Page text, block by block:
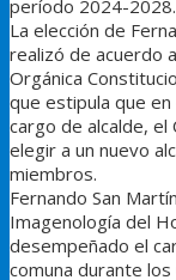
período 2024-2028.
La elección de
realizó de acuerdo
Orgánica
que estipula que en
cargo de alcalde, el
elegir a un nuevo
miembros.
Fernando San
Imagenología del
desempeñado el
comuna durante